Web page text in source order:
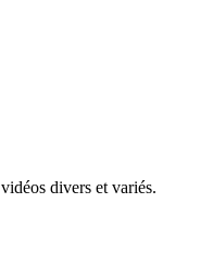
divers et variés.